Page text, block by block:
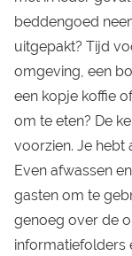
beddengoed
uitgepakt? Tijd
omgeving, een
een kopje koffie
om te eten? De
voorzien. Je hebt
Even afwassen
gasten om te
genoeg over de
informatiefolders